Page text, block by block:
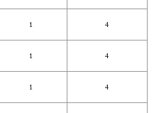
1 4
1 4
1 4